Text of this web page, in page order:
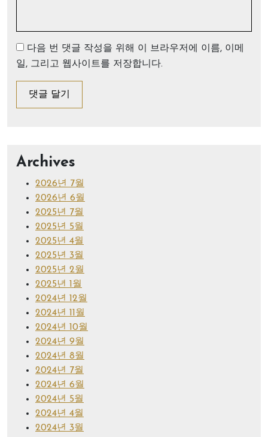
다음 번 댓글 작성을 위해 이 브라우저에 이름, 이메
일, 그리고 웹사이트를 저장합니다.
Archives
2026년 7월
2026년 6월
2025년 7월
2025년 5월
2025년 4월
2025년 3월
2025년 2월
2025년 1월
2024년 12월
2024년 11월
2024년 10월
2024년 9월
2024년 8월
2024년 7월
2024년 6월
2024년 5월
2024년 4월
2024년 3월